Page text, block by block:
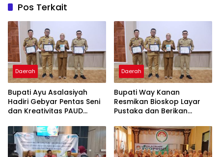
Pos Terkait
Daerah
Bupati Ayu Asalasiyah
Hadiri Gebyar Pentas Seni
dan Kreativitas PAUD
Kanan
Daerah
Bupati Way Kanan
Resmikan Bioskop Layar
Pustaka dan Berikan
Menulis